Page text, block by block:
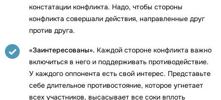
констатации конфликта. Надо, чтобы стороны
конфликта совершали действия, направленные друг
против друга.
«Заинтересованы». Каждой стороне конфликта важно
включиться в него и поддерживать противодействие.
У каждого оппонента есть свой интерес. Представьте
себе длительное противостояние, которое угнетает
всех участников, высасывает все соки вплоть